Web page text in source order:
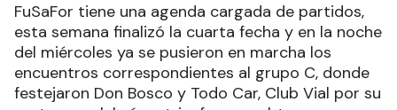
FuSaFor tiene una agenda cargada de partidos,
esta semana finalizó la cuarta fecha y en la noche
del miércoles ya se pusieron en marcha los
encuentros correspondientes al grupo C, donde
festejaron Don Bosco y Todo Car, Club Vial por su